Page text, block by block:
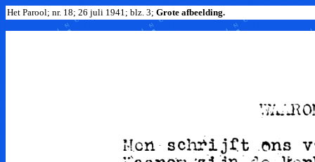
Het Parool; nr. 18; 26 juli 1941; blz. 3; Grote afbeelding.